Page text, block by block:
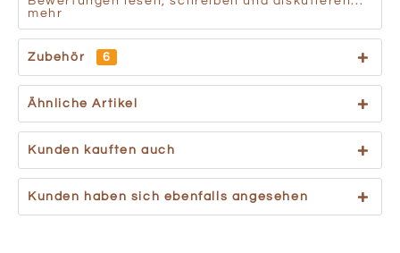
mehr
Zubehör 6
Ähnliche Artikel
Kunden kauften auch
Kunden haben sich ebenfalls angesehen